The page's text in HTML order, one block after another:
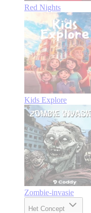
Red Nights
Kids Explore
Zombie-invasie
Het Concept